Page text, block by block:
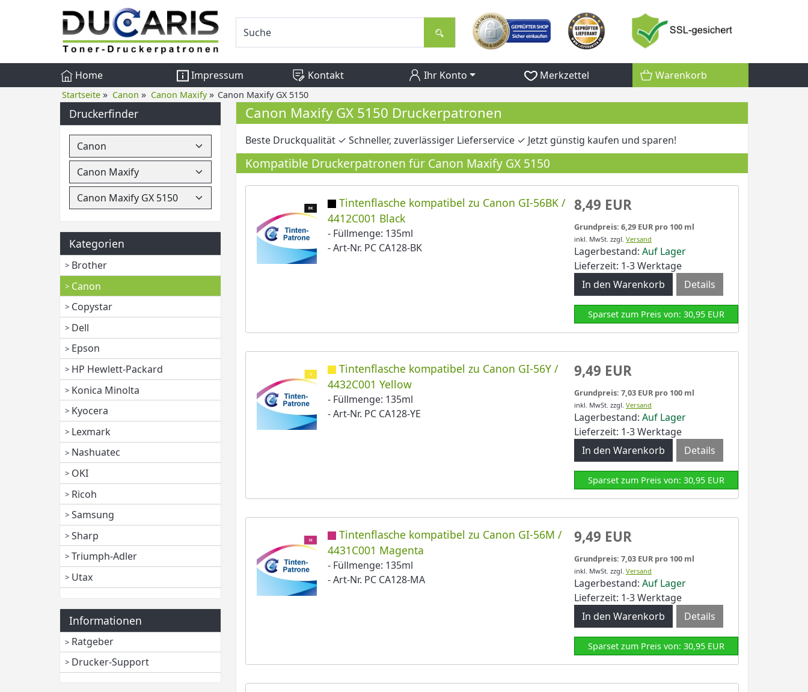
Home Impressum Kontakt Ihr Konto Merkzettel Warenkorb
Startseite » Canon » Canon Maxify» Canon Maxify GX 5150
Druckerfinder
Kategorien
Brother
Canon
Copystar
Dell
Epson
HP Hewlett-Packard
Konica Minolta
Kyocera
Lexmark
Nashuatec
OKI
Ricoh
Samsung
Sharp
Triumph-Adler
Utax
Informationen
Ratgeber
Drucker-Support
Canon Maxify GX 5150 Druckerpatronen
Beste Druckqualität ✓ Schneller, zuverlässiger Lieferservice ✓ Jetzt günstig kaufen und sparen!
Kompatible Druckerpatronen für Canon Maxify GX 5150
Tintenflasche kompatibel zu Canon GI-56BK /
4412C001 Black
- Füllmenge: 135ml
- Art-Nr. PC CA128-BK
8,49 EUR
Grundpreis: 6,29 EUR pro 100 ml
inkl. MwSt. zzgl. Versand
Lagerbestand: Auf Lager
Lieferzeit: 1-3 Werktage
Details
Sparset zum Preis von: 30,95 EUR
Tintenflasche kompatibel zu Canon GI-56Y /
4432C001 Yellow
- Füllmenge: 135ml
- Art-Nr. PC CA128-YE
9,49 EUR
Grundpreis: 7,03 EUR pro 100 ml
inkl. MwSt. zzgl. Versand
Lagerbestand: Auf Lager
Lieferzeit: 1-3 Werktage
Details
Sparset zum Preis von: 30,95 EUR
Tintenflasche kompatibel zu Canon GI-56M /
4431C001 Magenta
- Füllmenge: 135ml
- Art-Nr. PC CA128-MA
9,49 EUR
Grundpreis: 7,03 EUR pro 100 ml
inkl. MwSt. zzgl. Versand
Lagerbestand: Auf Lager
Lieferzeit: 1-3 Werktage
Details
Sparset zum Preis von: 30,95 EUR